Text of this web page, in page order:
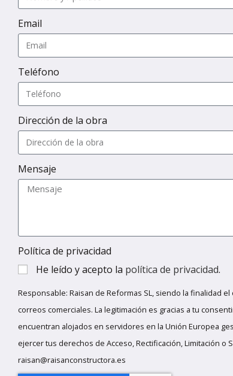
Email
Teléfono
Dirección de la obra
Mensaje
Política de privacidad
He leído y acepto la política de privacidad.
Responsable: Raisan de Reformas SL, siendo la finalidad
correos comerciales. La legitimación es gracias a tu
encuentran alojados en servidores en la Unión Europea
ejercer tus derechos de Acceso, Rectificación, Limitación o
raisan@raisanconstructora.es